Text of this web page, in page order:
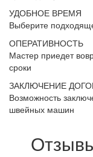
УДОБНОЕ ВРЕМЯ
Выберите
ОПЕРАТИВНОСТЬ
Мастер приедет
сроки
ЗАКЛЮЧЕНИЕ
Возможность
швейных машин